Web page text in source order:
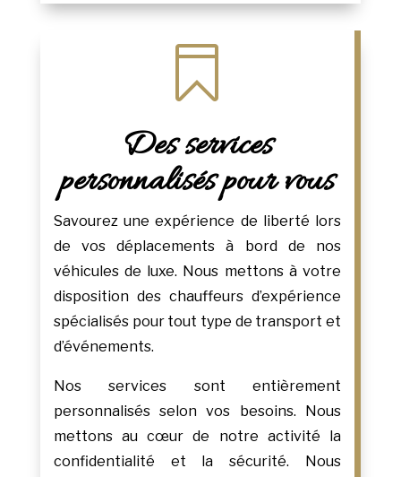

Des services
personnalisés pour vous
Savourez une expérience de liberté lors
de vos déplacements à bord de nos
véhicules de luxe. Nous mettons à votre
disposition des chauffeurs d’expérience
spécialisés pour tout type de transport et
d’événements.
Nos services sont entièrement
personnalisés selon vos besoins. Nous
mettons au cœur de notre activité la
confidentialité et la sécurité. Nous